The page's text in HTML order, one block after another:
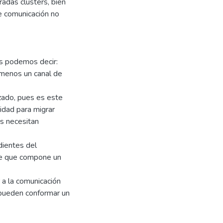
no
podemos decir:
un canal de
pues es este
para migrar
necesitan
del
compone un
la comunicación
conformar un